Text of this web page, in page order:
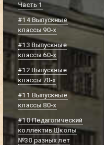
Часть 1
#14 Выпускные
классы 90-х
#13 Выпускные
классы 60-х
#12 Выпускные
классы 70-х
#11 Выпускные
классы 80-х
#10 Педагогический
коллектив Школы
№30 разных лет